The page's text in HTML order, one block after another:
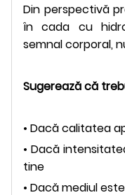
Din perspectivă
în cada cu
semnal corporal,
Sugerează că
• Dacă calitatea
• Dacă
tine
• Dacă mediul